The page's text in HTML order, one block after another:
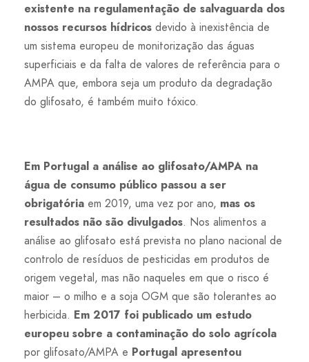
existente na regulamentação de salvaguarda dos
nossos recursos hídricos devido à inexistência de
um sistema europeu de monitorização das águas
superficiais e da falta de valores de referência para o
AMPA que, embora seja um produto da degradação
do glifosato, é também muito tóxico.
Em Portugal a análise ao glifosato/AMPA na
água de consumo público passou a ser
obrigatória em 2019, uma vez por ano, mas os
resultados não são divulgados. Nos alimentos a
análise ao glifosato está prevista no plano nacional de
controlo de resíduos de pesticidas em produtos de
origem vegetal, mas não naqueles em que o risco é
maior – o milho e a soja OGM que são tolerantes ao
herbicida. Em 2017 foi publicado um estudo
europeu sobre a contaminação do solo agrícola
por glifosato/AMPA e Portugal apresentou